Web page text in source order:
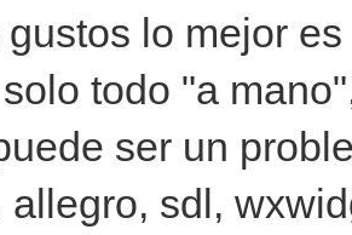
lo mejor
todo "a
ser un
allegro, sdl,